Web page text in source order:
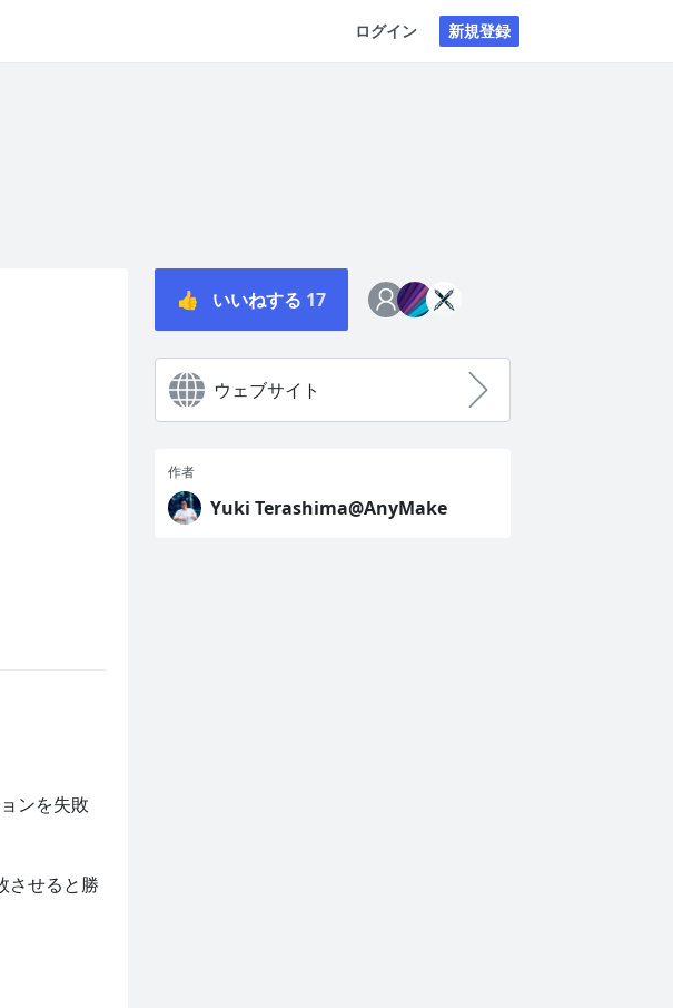
ログイン 新規登録
ンを失敗
させると勝
👍 いいねする 17
ウェブサイト
作者
Yuki Terashima@AnyMake